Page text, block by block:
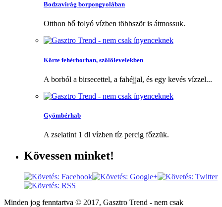
Bodzavirág borpongyolában
Otthon bő folyó vízben többször is átmossuk.
Körte fehérborban, szőlőlevelekben
A borból a birsecettel, a fahéjjal, és egy kevés vízzel...
Gyömbérhab
A zselatint 1 dl vízben tíz percig főzzük.
Kövessen minket!
Minden jog fenntartva © 2017, Gasztro Trend - nem csak